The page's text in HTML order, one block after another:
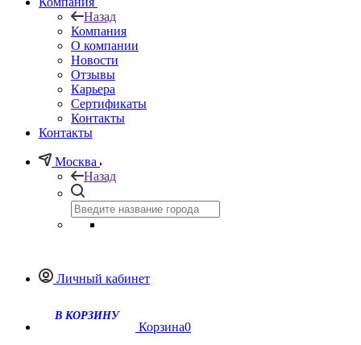
Назад
Компания
О компании
Новости
Отзывы
Карьера
Сертификаты
Контакты
Контакты
Москва
Назад
Личный кабинет
Корзина0